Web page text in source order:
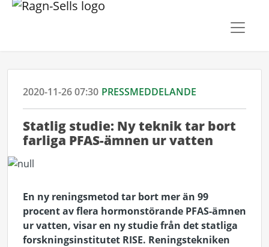
2020-11-26 07:30 PRESSMEDDELANDE
Statlig studie: Ny teknik tar bort
farliga PFAS-ämnen ur vatten
En ny reningsmetod tar bort mer än 99
procent av flera hormonstörande PFAS-ämnen
ur vatten, visar en ny studie från det statliga
forskningsinstitutet RISE. Reningstekniken